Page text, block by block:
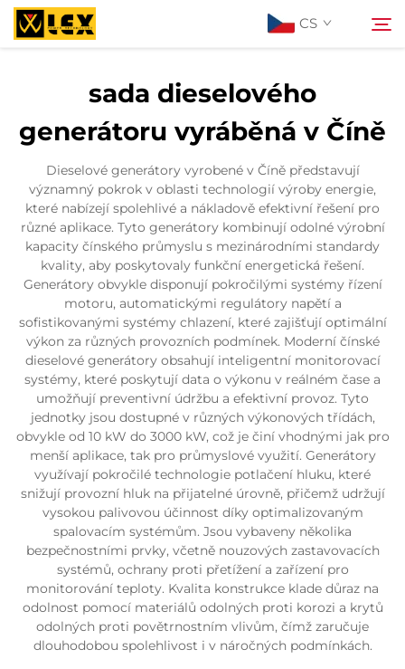
CS
Produkty
Projekty
Aktuality
Kontaktujte nás
Blog
Search
sada dieselového
generátoru vyráběná v Číně
Dieselové generátory vyrobené v Číně představují
významný pokrok v oblasti technologií výroby energie,
které nabízejí spolehlivé a nákladově efektivní řešení pro
různé aplikace. Tyto generátory kombinují odolné výrobní
kapacity čínského průmyslu s mezinárodními standardy
kvality, aby poskytovaly funkční energetická řešení.
Generátory obvykle disponují pokročilými systémy řízení
motoru, automatickými regulátory napětí a
sofistikovanými systémy chlazení, které zajišťují optimální
výkon za různých provozních podmínek. Moderní čínské
dieselové generátory obsahují inteligentní monitorovací
systémy, které poskytují data o výkonu v reálném čase a
umožňují preventivní údržbu a efektivní provoz. Tyto
jednotky jsou dostupné v různých výkonových třídách,
obvykle od 10 kW do 3000 kW, což je činí vhodnými jak pro
menší aplikace, tak pro průmyslové využití. Generátory
využívají pokročilé technologie potlačení hluku, které
snižují provozní hluk na přijatelné úrovně, přičemž udržují
vysokou palivovou účinnost díky optimalizovaným
spalovacím systémům. Jsou vybaveny několika
bezpečnostními prvky, včetně nouzových zastavovacích
systémů, ochrany proti přetížení a zařízení pro
monitorování teploty. Kvalita konstrukce klade důraz na
odolnost pomocí materiálů odolných proti korozi a krytů
odolných proti povětrnostním vlivům, čímž zaručuje
dlouhodobou spolehlivost i v náročných podmínkách.